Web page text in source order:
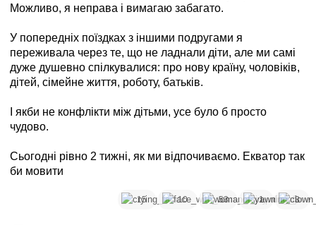
Можливо, я неправа і вимагаю забагато.
У попередніх поїздках з іншими подругами я
переживала через те, що не ладнали діти, але ми самі
дуже душевно спілкувалися: про нову країну, чоловіків,
дітей, сімейне життя, роботу, батьків.
І якби не конфлікти між дітьми, усе було б просто
чудово.
Сьогодні рівно 2 тижні, як ми відпочиваємо. Екватор так
би мовити
15 10 53 1 3